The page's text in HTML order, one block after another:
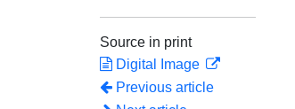
Source in print
Digital Image
Previous article